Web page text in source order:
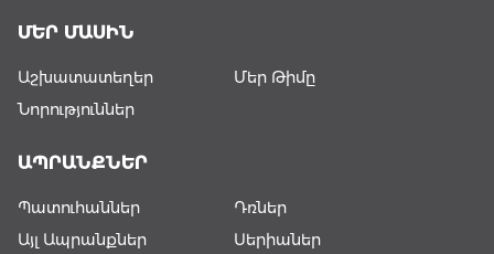
ՄԵՐ ՄԱՍԻՆ
Աշխատատեղեր
Մեր Թիմը
Նորություններ
ԱՊՐԱՆՔՆԵՐ
Պատուհաններ
Դռներ
Այլ Ապրանքներ
Սերիաներ